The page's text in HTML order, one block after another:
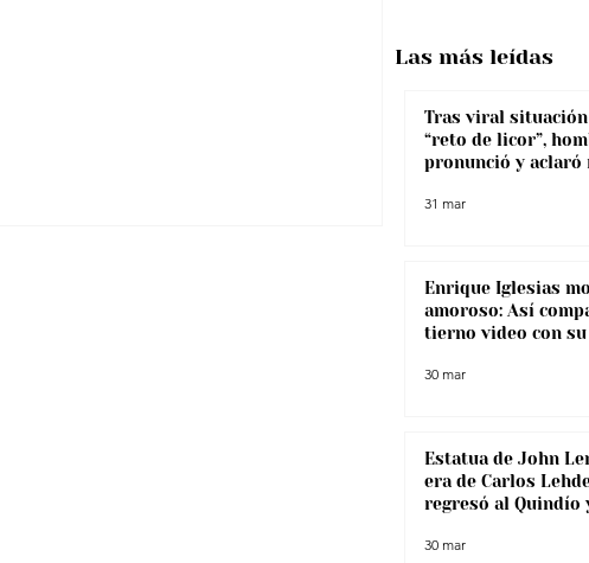
Tras viral
“reto de licor”,
pronunció y aclaró
31 mar
Enrique Iglesias
amoroso: Así
tierno video con
30 mar
Estatua de John
era de Carlos
regresó al Quindío
narcotráfico
30 mar
Las más leídas